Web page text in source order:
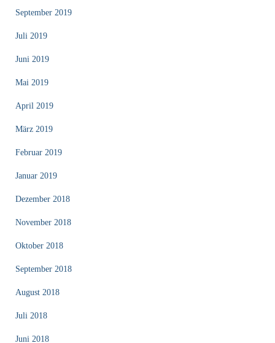
September 2019
Juli 2019
Juni 2019
Mai 2019
April 2019
März 2019
Februar 2019
Januar 2019
Dezember 2018
November 2018
Oktober 2018
September 2018
August 2018
Juli 2018
Juni 2018